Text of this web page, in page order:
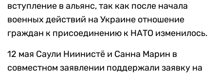
вступление в альянс, так как после начала
военных действий на Украине отношение
граждан к присоединению к НАТО изменилось.
12 мая Саули Ниинистё и Санна Марин в
совместном заявлении поддержали заявку на